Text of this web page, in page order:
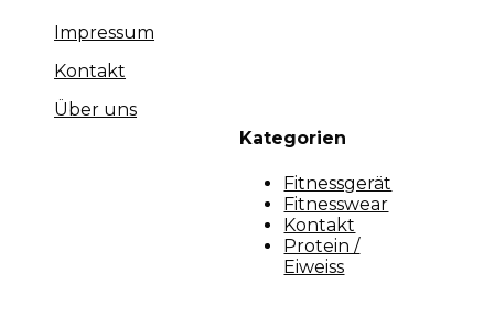
Impressum
Kontakt
Über uns
Kategorien
Fitnessgerät
Fitnesswear
Kontakt
Protein /
Eiweiss